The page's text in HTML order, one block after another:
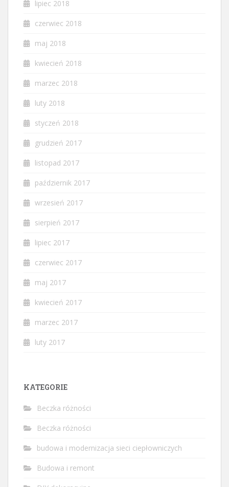
lipiec 2018
czerwiec 2018
maj 2018
kwiecień 2018
marzec 2018
luty 2018
styczeń 2018
grudzień 2017
listopad 2017
październik 2017
wrzesień 2017
sierpień 2017
lipiec 2017
czerwiec 2017
maj 2017
kwiecień 2017
marzec 2017
luty 2017
KATEGORIE
Beczka różności
Beczka różności
budowa i modernizacja sieci ciepłowniczych
Budowa i remont